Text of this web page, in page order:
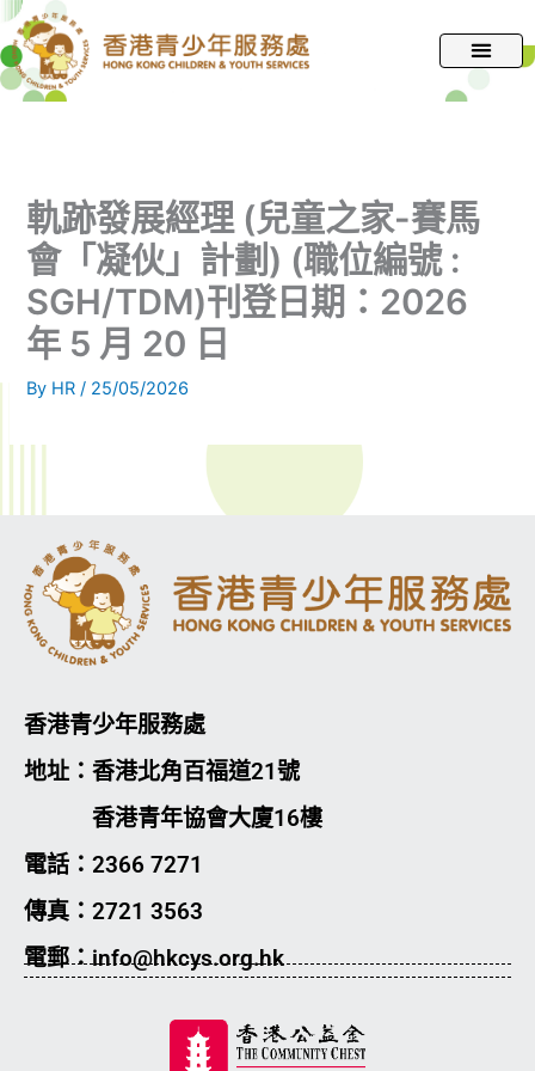
跳
至
主
軌跡發展經理 (兒童之家-賽馬
會「凝伙」計劃) (職位編號 :
SGH/TDM)刊登日期：2026
年 5 月 20 日
By HR/ 25/05/2026
香港青少年服務處
地址：香港北角百福道21號
香港青年協會大廈16樓
電話：2366 7271
傳真：2721 3563
電郵：info@hkcys.org.hk